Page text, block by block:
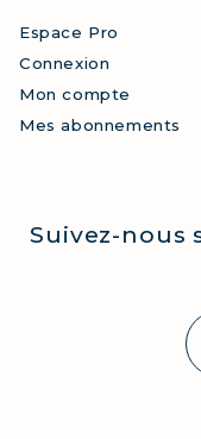
Espace Pro
Connexion
Mon compte
Mes abonnements
Suivez-nous